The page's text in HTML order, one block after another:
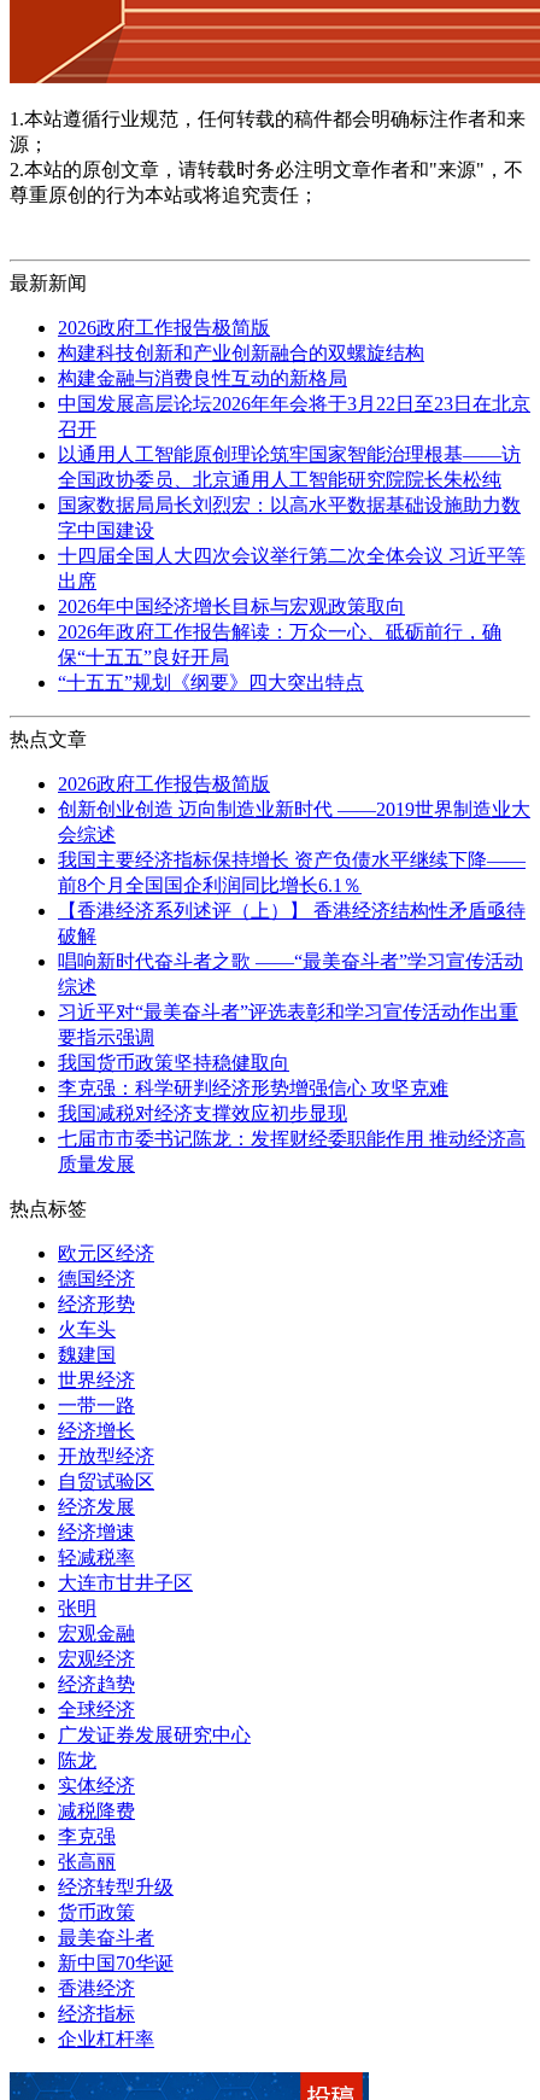
1.本站遵循行业规范，任何转载的稿件都会明确标注作者和来
源；
2.本站的原创文章，请转载时务必注明文章作者和"来源"，不
尊重原创的行为本站或将追究责任；
最新新闻
2026政府工作报告极简版
构建科技创新和产业创新融合的双螺旋结构
构建金融与消费良性互动的新格局
中国发展高层论坛2026年年会将于3月22日至23日在北京
召开
以通用人工智能原创理论筑牢国家智能治理根基——访
全国政协委员、北京通用人工智能研究院院长朱松纯
国家数据局局长刘烈宏：以高水平数据基础设施助力数
字中国建设
十四届全国人大四次会议举行第二次全体会议 习近平等
出席
2026年中国经济增长目标与宏观政策取向
2026年政府工作报告解读：万众一心、砥砺前行，确
保“十五五”良好开局
“十五五”规划《纲要》四大突出特点
热点文章
2026政府工作报告极简版
创新创业创造 迈向制造业新时代 ——2019世界制造业大
会综述
我国主要经济指标保持增长 资产负债水平继续下降——
前8个月全国国企利润同比增长6.1％
【香港经济系列述评（上）】 香港经济结构性矛盾亟待
破解
唱响新时代奋斗者之歌 ——“最美奋斗者”学习宣传活动
综述
习近平对“最美奋斗者”评选表彰和学习宣传活动作出重
要指示强调
我国货币政策坚持稳健取向
李克强：科学研判经济形势增强信心 攻坚克难
我国减税对经济支撑效应初步显现
七届市市委书记陈龙：发挥财经委职能作用 推动经济高
质量发展
热点标签
欧元区经济
德国经济
经济形势
火车头
魏建国
世界经济
一带一路
经济增长
开放型经济
自贸试验区
经济发展
经济增速
轻减税率
大连市甘井子区
张明
宏观金融
宏观经济
经济趋势
全球经济
广发证券发展研究中心
陈龙
实体经济
减税降费
李克强
张高丽
经济转型升级
货币政策
最美奋斗者
新中国70华诞
香港经济
经济指标
企业杠杆率